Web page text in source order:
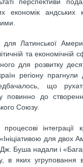
економік андських
Латинської
та економічній
для розвитку
регіону
що
повинно до
Союзу.
інтеграції
для двох
Буша надали і
в яких угруповання